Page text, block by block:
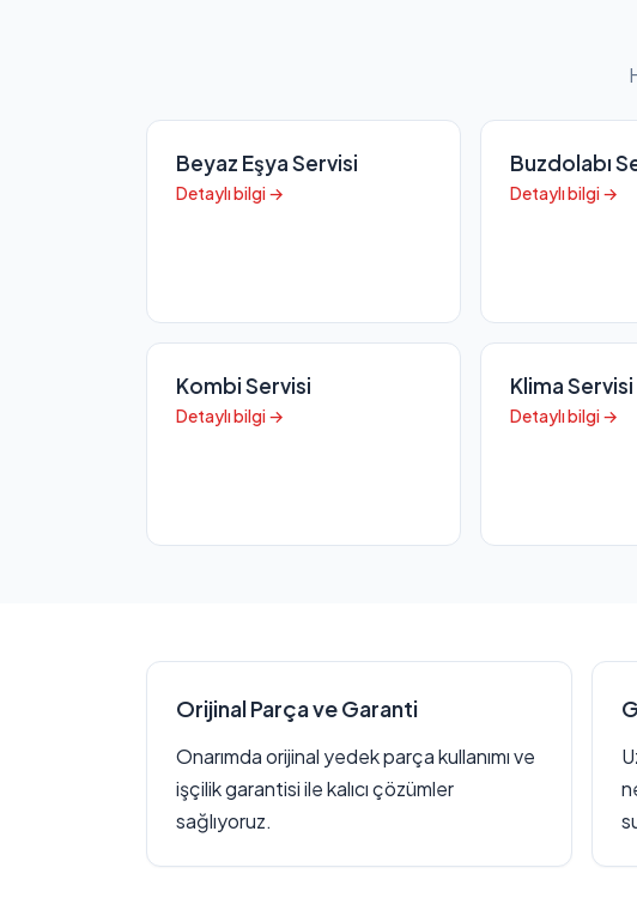
Beyaz Eşya Servisi
Detaylı bilgi →
Buzdolabı
Detaylı bilgi →
Kombi Servisi
Detaylı bilgi →
Klima Servisi
Detaylı bilgi →
Orijinal Parça ve Garanti
Onarımda orijinal yedek parça kullanımı ve
işçilik garantisi ile kalıcı çözümler
sağlıyoruz.